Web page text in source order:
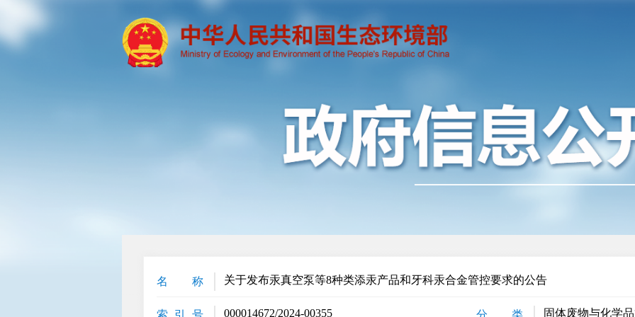
名 称 关于发布汞真空泵等8种类添汞产品和牙科汞合金管控要求的公告
索 引 号 000014672/2024-00355 分 类 固体废物与化学